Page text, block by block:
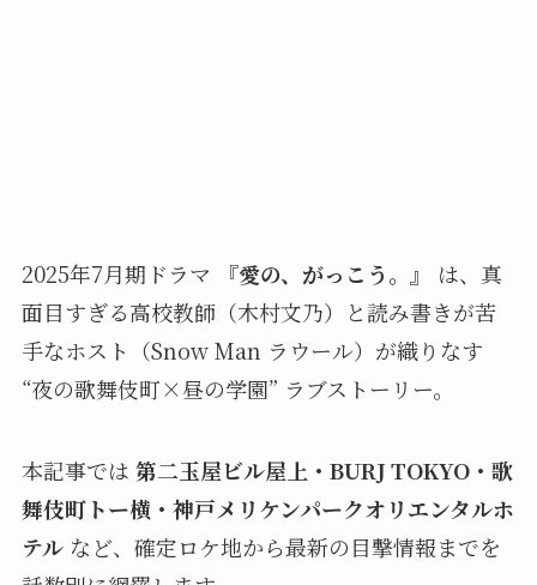
2025年7月期ドラマ 『愛の、がっこう。』
は、真
面目すぎる高校教師（木村文乃）と読み書きが苦
手なホスト（Snow Man ラウール）が織りなす
“夜の歌舞伎町×昼の学園” ラブストーリー。
本記事では 第二玉屋ビル屋上・BURJ TOKYO・歌
舞伎町トー横・神戸メリケンパークオリエンタルホ
テルなど、確定ロケ地から最新の目撃情報までを